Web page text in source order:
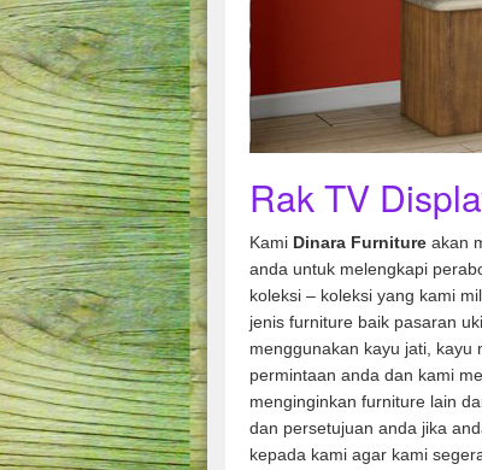
Rak TV
Kami Dinara Furniture akan
anda untuk melengkapi
koleksi – koleksi yang kami
jenis furniture baik pasaran
menggunakan kayu jati, kayu
permintaan anda dan kami
menginginkan furniture lain
dan persetujuan anda jika
kepada kami agar kami